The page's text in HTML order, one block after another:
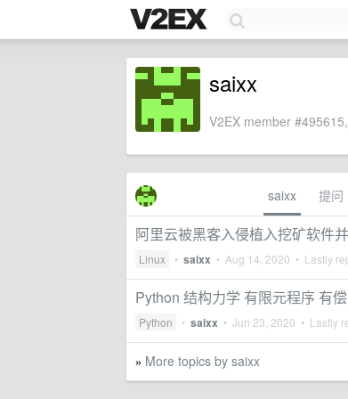
saixx
V2EX member
saixx 提问
阿里云被黑客入侵植入挖矿软件
Linux • saixx • Aug 14, 2020 • Lastly
Python 结构力学 有限元程序 有偿
Python • saixx • Jun 23, 2020 • Lastly
» More topics by saixx